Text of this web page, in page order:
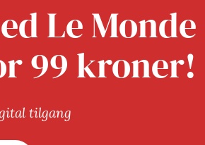
Le Monde
99 kroner!
tilgang